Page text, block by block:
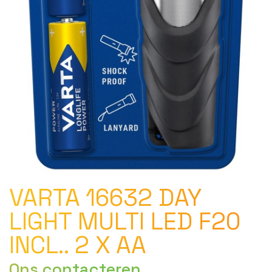
VARTA 16632 DAY
LIGHT MULTI LED F20
INCL.. 2 X AA